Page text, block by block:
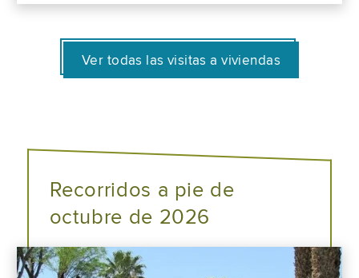
Ver todas las visitas a viviendas
Recorridos a pie de
octubre de 2026